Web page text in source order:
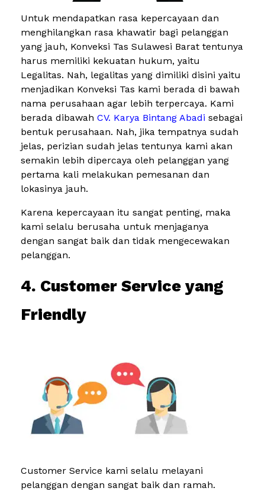
Untuk mendapatkan rasa kepercayaan dan
menghilangkan rasa khawatir bagi pelanggan
yang jauh, Konveksi Tas Sulawesi Barat tentunya
harus memiliki kekuatan hukum, yaitu
Legalitas. Nah, legalitas yang dimiliki disini yaitu
menjadikan Konveksi Tas kami berada di bawah
nama perusahaan agar lebih terpercaya. Kami
berada dibawah CV. Karya Bintang Abadi sebagai
bentuk perusahaan. Nah, jika tempatnya sudah
jelas, perizian sudah jelas tentunya kami akan
semakin lebih dipercaya oleh pelanggan yang
pertama kali melakukan pemesanan dan
lokasinya jauh.
Karena kepercayaan itu sangat penting, maka
kami selalu berusaha untuk menjaganya
dengan sangat baik dan tidak mengecewakan
pelanggan.
4. Customer Service yang
Friendly
Customer Service kami selalu melayani
pelanggan dengan sangat baik dan ramah.